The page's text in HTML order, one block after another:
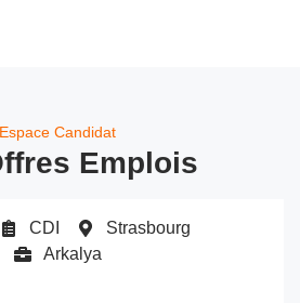
Espace Candidat
Emplois
CDI
Strasbourg
Arkalya